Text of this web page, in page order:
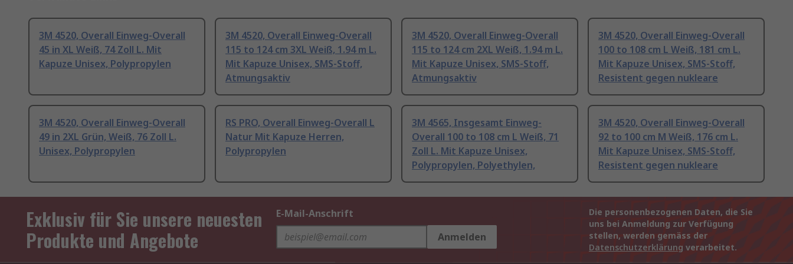
3M 4520, Overall Einweg-Overall
45 in XL Weiß, 74 Zoll L. Mit
Kapuze Unisex, Polypropylen
3M 4520, Overall Einweg-Overall
115 to 124 cm 3XL Weiß, 1.94 m L.
Mit Kapuze Unisex, SMS-Stoff,
Atmungsaktiv
3M 4520, Overall Einweg-Overall
115 to 124 cm 2XL Weiß, 1.94 m L.
Mit Kapuze Unisex, SMS-Stoff,
Atmungsaktiv
3M 4520, Overall Einweg-Overall
100 to 108 cm L Weiß, 181 cm L.
Mit Kapuze Unisex, SMS-Stoff,
Resistent gegen nukleare
3M 4520, Overall Einweg-Overall
49 in 2XL Grün, Weiß, 76 Zoll L.
Unisex, Polypropylen
RS PRO, Overall Einweg-Overall L
Natur Mit Kapuze Herren,
Polypropylen
3M 4565, Insgesamt Einweg-
Overall 100 to 108 cm L Weiß, 71
Zoll L. Mit Kapuze Unisex,
Polypropylen, Polyethylen,
3M 4520, Overall Einweg-Overall
92 to 100 cm M Weiß, 176 cm L.
Mit Kapuze Unisex, SMS-Stoff,
Resistent gegen nukleare
Exklusiv für Sie unsere neuesten
Produkte und Angebote
E-Mail-Anschrift
Anmelden
Die personenbezogenen Daten, die Sie
uns bei Anmeldung zur Verfügung
stellen, werden gemäss der
Datenschutzerklärung verarbeitet.